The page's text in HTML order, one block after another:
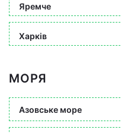
Яремче
Харків
МОРЯ
Азовське море